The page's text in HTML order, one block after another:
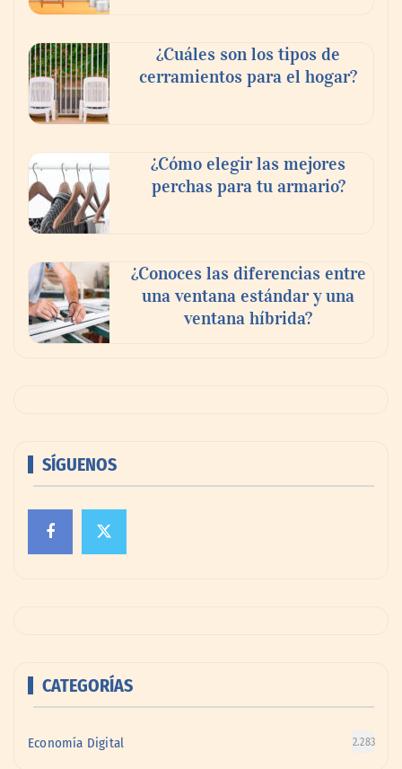
¿Cuáles son los tipos de
cerramientos para el hogar?
¿Cómo elegir las mejores
perchas para tu armario?
¿Conoces las diferencias entre
una ventana estándar y una
ventana híbrida?
SÍGUENOS
CATEGORÍAS
Economía Digital 2.283